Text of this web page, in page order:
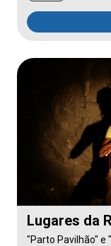
Lugares da
"Parto Pavilhão"